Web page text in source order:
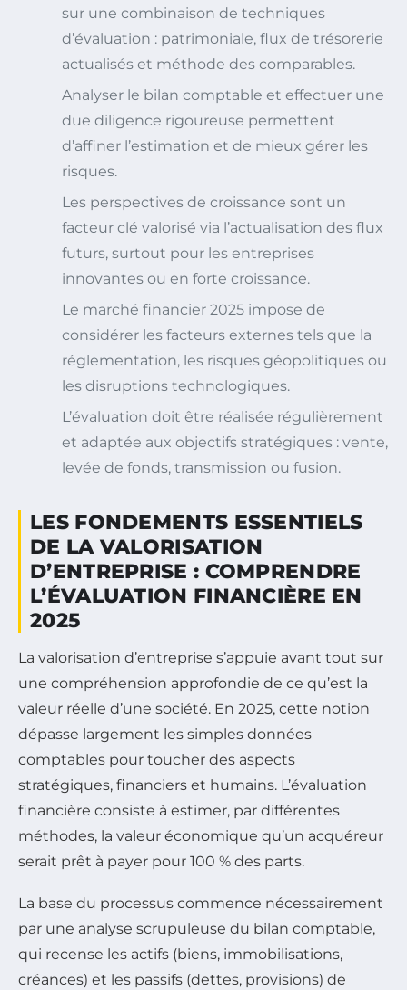
sur une combinaison de techniques
d’évaluation : patrimoniale, flux de trésorerie
actualisés et méthode des comparables.
Analyser le bilan comptable et effectuer une
due diligence rigoureuse permettent
d’affiner l’estimation et de mieux gérer les
risques.
Les perspectives de croissance sont un
facteur clé valorisé via l’actualisation des flux
futurs, surtout pour les entreprises
innovantes ou en forte croissance.
Le marché financier 2025 impose de
considérer les facteurs externes tels que la
réglementation, les risques géopolitiques ou
les disruptions technologiques.
L’évaluation doit être réalisée régulièrement
et adaptée aux objectifs stratégiques : vente,
levée de fonds, transmission ou fusion.
LES FONDEMENTS ESSENTIELS
DE LA VALORISATION
D’ENTREPRISE : COMPRENDRE
L’ÉVALUATION FINANCIÈRE EN
2025
La valorisation d’entreprise s’appuie avant tout sur
une compréhension approfondie de ce qu’est la
valeur réelle d’une société. En 2025, cette notion
dépasse largement les simples données
comptables pour toucher des aspects
stratégiques, financiers et humains. L’évaluation
financière consiste à estimer, par différentes
méthodes, la valeur économique qu’un acquéreur
serait prêt à payer pour 100 % des parts.
La base du processus commence nécessairement
par une analyse scrupuleuse du bilan comptable,
qui recense les actifs (biens, immobilisations,
créances) et les passifs (dettes, provisions) de